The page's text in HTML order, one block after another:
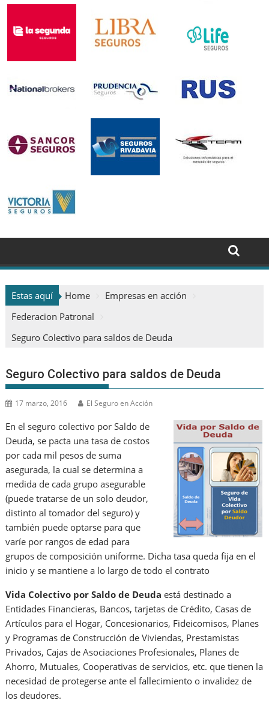
Estas aquí Home
Empresas en acción
Federacion Patronal
Seguro Colectivo para saldos de Deuda
Seguro Colectivo para saldos de Deuda
17 marzo, 2016 El Seguro en Acción
En el seguro colectivo por Saldo de
Deuda, se pacta una tasa de costos
por cada mil pesos de suma
asegurada, la cual se determina a
medida de cada grupo asegurable
(puede tratarse de un solo deudor,
distinto al tomador del seguro) y
también puede optarse para que
varíe por rangos de edad para
grupos de composición uniforme. Dicha tasa queda fija en el
inicio y se mantiene a lo largo de todo el contrato
Vida Colectivo por Saldo de Deudaestá destinado a
Entidades Financieras, Bancos, tarjetas de Crédito, Casas de
Artículos para el Hogar, Concesionarios, Fideicomisos, Planes
y Programas de Construcción de Viviendas, Prestamistas
Privados, Cajas de Asociaciones Profesionales, Planes de
Ahorro, Mutuales, Cooperativas de servicios, etc. que tienen la
necesidad de protegerse ante el fallecimiento o invalidez de
los deudores.